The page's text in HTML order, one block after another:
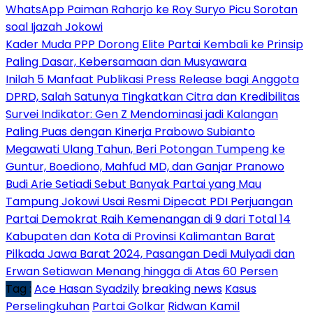
WhatsApp Paiman Raharjo ke Roy Suryo Picu Sorotan
soal Ijazah Jokowi
Kader Muda PPP Dorong Elite Partai Kembali ke Prinsip
Paling Dasar, Kebersamaan dan Musyawara
Inilah 5 Manfaat Publikasi Press Release bagi Anggota
DPRD, Salah Satunya Tingkatkan Citra dan Kredibilitas
Survei Indikator: Gen Z Mendominasi jadi Kalangan
Paling Puas dengan Kinerja Prabowo Subianto
Megawati Ulang Tahun, Beri Potongan Tumpeng ke
Guntur, Boediono, Mahfud MD, dan Ganjar Pranowo
Budi Arie Setiadi Sebut Banyak Partai yang Mau
Tampung Jokowi Usai Resmi Dipecat PDI Perjuangan
Partai Demokrat Raih Kemenangan di 9 dari Total 14
Kabupaten dan Kota di Provinsi Kalimantan Barat
Pilkada Jawa Barat 2024, Pasangan Dedi Mulyadi dan
Erwan Setiawan Menang hingga di Atas 60 Persen
Tag : Ace Hasan Syadzily breaking news Kasus
Perselingkuhan Partai Golkar Ridwan Kamil